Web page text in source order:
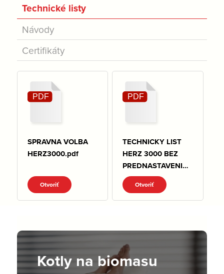
Technické listy
Návody
Certifikáty
SPRAVNA VOLBA
HERZ3000.pdf
Otvoriť
TECHNICKY LIST
HERZ 3000 BEZ
PREDNASTAVENIA.
pdf
Otvoriť
Kotly na biomasu